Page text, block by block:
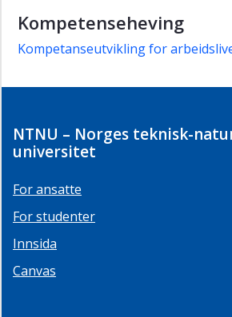
Kompetenseheving
Kompetanseutvikling for
NTNU – Norges teknisk-
universitet
For ansatte
For studenter
Innsida
Canvas